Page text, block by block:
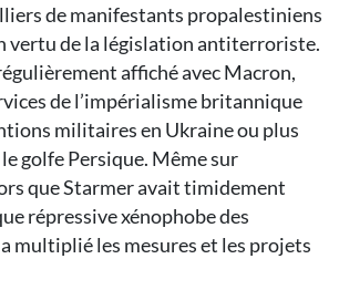
de manifestants propalestiniens
vertu de la législation antiterroriste.
affiché avec Macron,
de l’impérialisme britannique
militaires en Ukraine ou plus
golfe Persique. Même sur
que Starmer avait timidement
répressive xénophobe des
multiplié les mesures et les projets